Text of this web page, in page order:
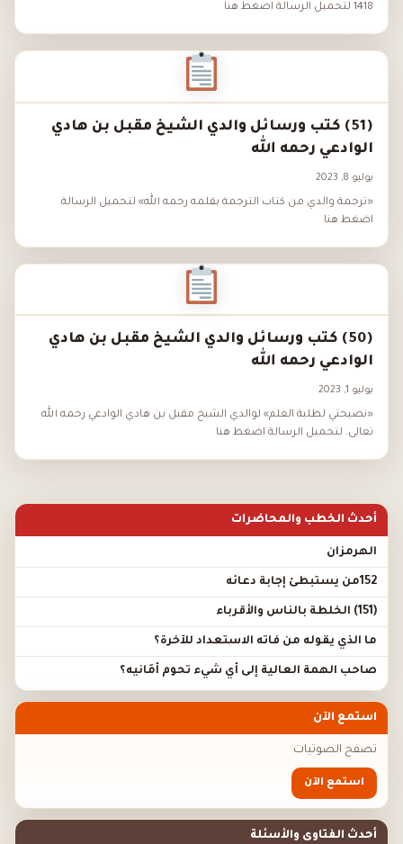
1418 لتحميل الرسالة اضغط هنا
(51) كتب ورسائل والدي الشيخ مقبل بن هادي
الوادعي رحمه الله
يوليو 8, 2023
«ترجمة والدي من كتاب الترجمة بقلمه رحمه الله» لتحميل الرسالة
اضغط هنا
(50) كتب ورسائل والدي الشيخ مقبل بن هادي
الوادعي رحمه الله
يوليو 1, 2023
«نصيحتي لطلبة العلم» لوالدي الشيخ مقبل بن هادي الوادعي رحمه الله
تعالى. لتحميل الرسالة اضغط هنا
أحدث الخطب والمحاضرات
الهرمزان
152من يستبطئ إجابة دعائه
(151) الخلطة بالناس والأقرباء
ما الذي يقوله من فاته الاستعداد للآخرة؟
صاحب الهمة العالية إلى أي شيء تحوم أَمَانيه؟
استمع الآن
تصفح الصوتيات
استمع الآن
أحدث الفتاوى والأسئلة